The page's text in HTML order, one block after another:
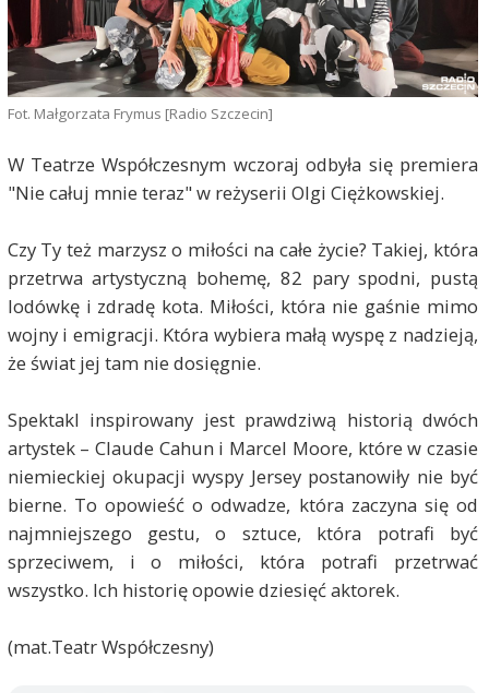
Fot. Małgorzata Frymus [Radio Szczecin]
W Teatrze Współczesnym wczoraj odbyła się premiera
"Nie całuj mnie teraz" w reżyserii Olgi Ciężkowskiej.
Czy Ty też marzysz o miłości na całe życie? Takiej, która
przetrwa artystyczną bohemę, 82 pary spodni, pustą
lodówkę i zdradę kota. Miłości, która nie gaśnie mimo
wojny i emigracji. Która wybiera małą wyspę z nadzieją,
że świat jej tam nie dosięgnie.
Spektakl inspirowany jest prawdziwą historią dwóch
artystek – Claude Cahun i Marcel Moore, które w czasie
niemieckiej okupacji wyspy Jersey postanowiły nie być
bierne. To opowieść o odwadze, która zaczyna się od
najmniejszego gestu, o sztuce, która potrafi być
sprzeciwem, i o miłości, która potrafi przetrwać
wszystko. Ich historię opowie dziesięć aktorek.
(mat.Teatr Współczesny)